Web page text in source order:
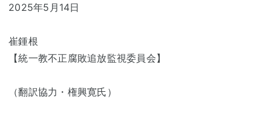
2025年5月14日
崔鍾根
【統一教不正腐敗追放監視委員会】
（翻訳協力・権興寛氏）